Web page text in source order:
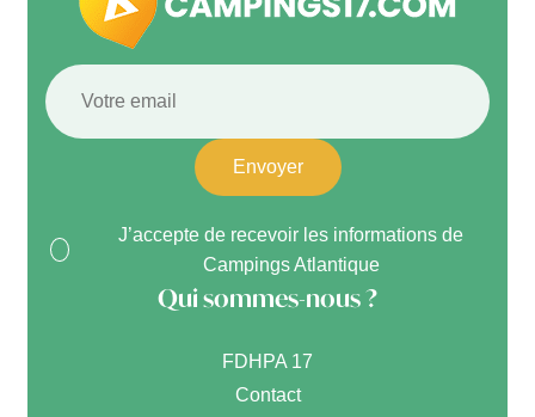
Envoyer
J’accepte de recevoir les informations de
Campings Atlantique
Qui sommes-nous ?
FDHPA 17
Contact